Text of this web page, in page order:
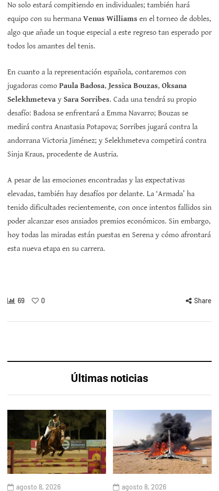
No solo estará compitiendo en individuales; también hará
equipo con su hermana Venus Williams en el torneo de dobles,
algo que añade un toque especial a este regreso tan esperado por
todos los amantes del tenis.
En cuanto a la representación española, contaremos con
jugadoras como Paula Badosa, Jessica Bouzas, Oksana
Selekhmeteva y Sara Sorribes. Cada una tendrá su propio
desafío: Badosa se enfrentará a Emma Navarro; Bouzas se
medirá contra Anastasia Potapova; Sorribes jugará contra la
andorrana Victoria Jiménez; y Selekhmeteva competirá contra
Sinja Kraus, procedente de Austria.
A pesar de las emociones encontradas y las expectativas
elevadas, también hay desafíos por delante. La ‘Armada’ ha
tenido dificultades recientemente, con once intentos fallidos sin
poder alcanzar esos ansiados premios económicos. Sin embargo,
hoy todas las miradas están puestas en Serena y cómo afrontará
esta nueva etapa en su carrera.
69 0 Share
Últimas noticias
agosto 8, 2026 agosto 8, 2026